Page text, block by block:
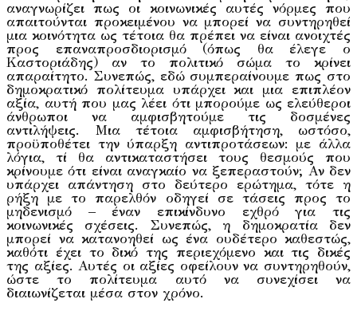
αναγνωρίζει πως οι κοινωνικές αυτές νόρμες που
απαιτούνται προκειμένου να μπορεί να συντηρηθεί
μια κοινότητα ως τέτοια θα πρέπει να είναι ανοιχτές
προς επαναπροσδιορισμό (όπως θα έλεγε ο
Καστοριάδης) αν το πολιτικό σώμα το κρίνει
απαραίτητο. Συνεπώς, εδώ συμπεραίνουμε πως στο
δημοκρατικό πολίτευμα υπάρχει και μια επιπλέον
αξία, αυτή που μας λέει ότι μπορούμε ως ελεύθεροι
άνθρωποι να αμφισβητούμε τις δοσμένες
αντιλήψεις. Μια τέτοια αμφισβήτηση, ωστόσο,
προϋποθέτει την ύπαρξη αντιπροτάσεων: με άλλα
λόγια, τί θα αντικαταστήσει τους θεσμούς που
κρίνουμε ότι είναι αναγκαίο να ξεπεραστούν; Αν δεν
υπάρχει απάντηση στο δεύτερο ερώτημα, τότε η
ρήξη με το παρελθόν οδηγεί σε τάσεις προς το
μηδενισμό – έναν επικίνδυνο εχθρό για τις
κοινωνικές σχέσεις. Συνεπώς, η δημοκρατία δεν
μπορεί να κατανοηθεί ως ένα ουδέτερο καθεστώς,
καθότι έχει το δικό της περιεχόμενο και τις δικές
της αξίες. Αυτές οι αξίες οφείλουν να συντηρηθούν,
ώστε το πολίτευμα αυτό να συνεχίσει να
διαιωνίζεται μέσα στον χρόνο.